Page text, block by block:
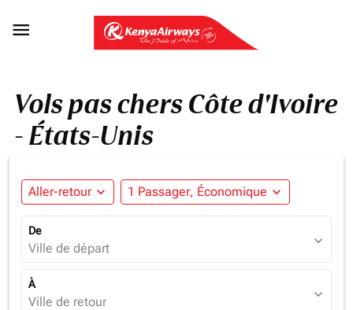

Vols pas chers Côte d'Ivoire
- États-Unis
Aller-retour expand_more 1 Passager, Économique expand_more
De
Ville de départ expand_more
À
Ville de retour expand_more